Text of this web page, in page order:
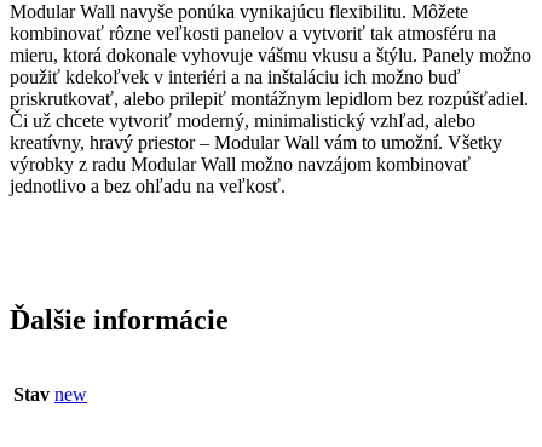
Modular Wall navyše ponúka vynikajúcu flexibilitu. Môžete
kombinovať rôzne veľkosti panelov a vytvoriť tak atmosféru na
mieru, ktorá dokonale vyhovuje vášmu vkusu a štýlu. Panely možno
použiť kdekoľvek v interiéri a na inštaláciu ich možno buď
priskrutkovať, alebo prilepiť montážnym lepidlom bez rozpúšťadiel.
Či už chcete vytvoriť moderný, minimalistický vzhľad, alebo
kreatívny, hravý priestor – Modular Wall vám to umožní. Všetky
výrobky z radu Modular Wall možno navzájom kombinovať
jednotlivo a bez ohľadu na veľkosť.
Ďalšie informácie
Stav new